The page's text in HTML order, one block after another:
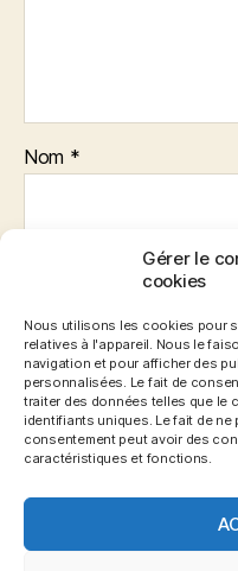
Gérer le
cookies
Nous utilisons les cookies pour
relatives à l'appareil. Nous le
navigation et pour afficher des
personnalisées. Le fait de
traiter des données telles que le
identifiants uniques. Le fait de
consentement peut avoir des
caractéristiques et fonctions.
Nom *
Site web